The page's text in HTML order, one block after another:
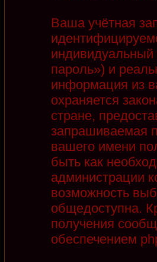
Ваша учётная
пароль») и
информация из
охраняется
стране,
запрашиваемая
вашего имени
быть как
администрации
возможность
общедоступна.
получения
обеспечением